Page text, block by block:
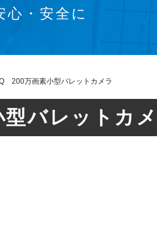
・安全に
200万画素小型バレットカメラ
バレットカメ